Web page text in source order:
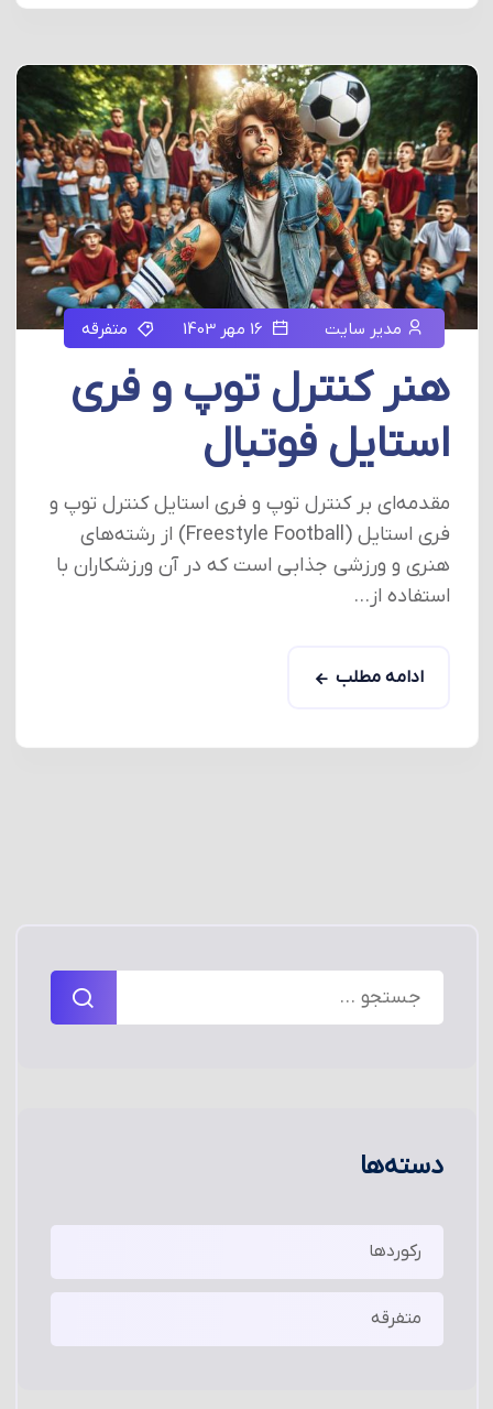
مدیر سایت متفرقه
هنر کنترل توپ و فری
استایل فوتبال
مقدمه‌ای بر کنترل توپ و فری استایل کنترل توپ و
فری استایل (Freestyle Football) از رشته‌های
هنری و ورزشی جذابی است که در آن ورزشکاران با
استفاده از...
ادامه مطلب
دسته‌ها
رکوردها
متفرقه